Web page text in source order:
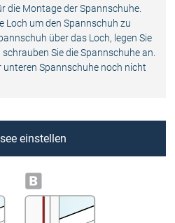
die Montage der Spannschuhe.
Loch um den Spannschuh zu
über das Loch, legen Sie
Sie die Spannschuhe an.
unteren Spannschuhe noch nicht
einstellen